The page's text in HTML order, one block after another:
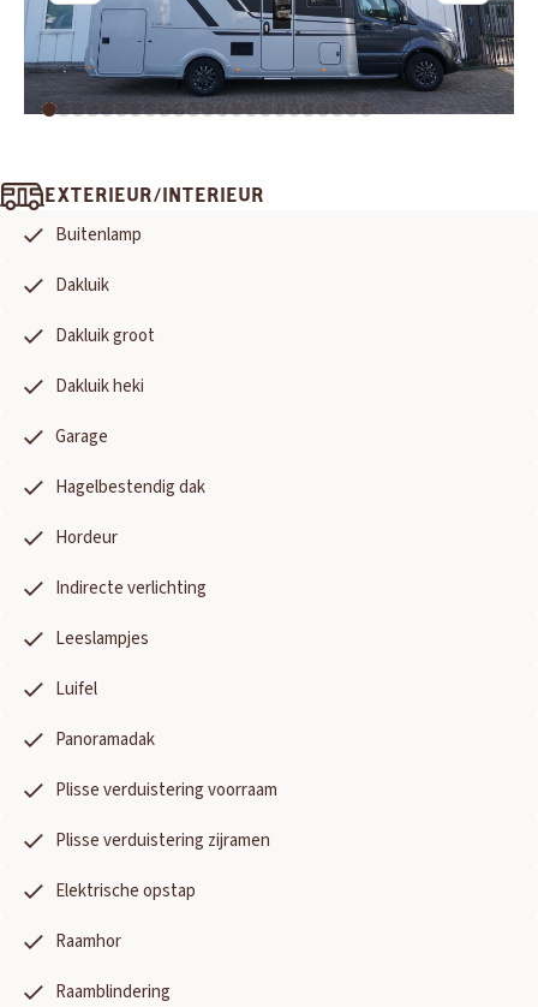
EXTERIEUR/INTERIEUR
Buitenlamp
Dakluik
Dakluik groot
Dakluik heki
Garage
Hagelbestendig dak
Hordeur
Indirecte verlichting
Leeslampjes
Luifel
Panoramadak
Plisse verduistering voorraam
Plisse verduistering zijramen
Elektrische opstap
Raamhor
Raamblindering